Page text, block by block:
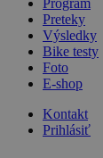
Program
Preteky
Výsledky
Bike testy
Foto
E-shop
Kontakt
Prihlásiť